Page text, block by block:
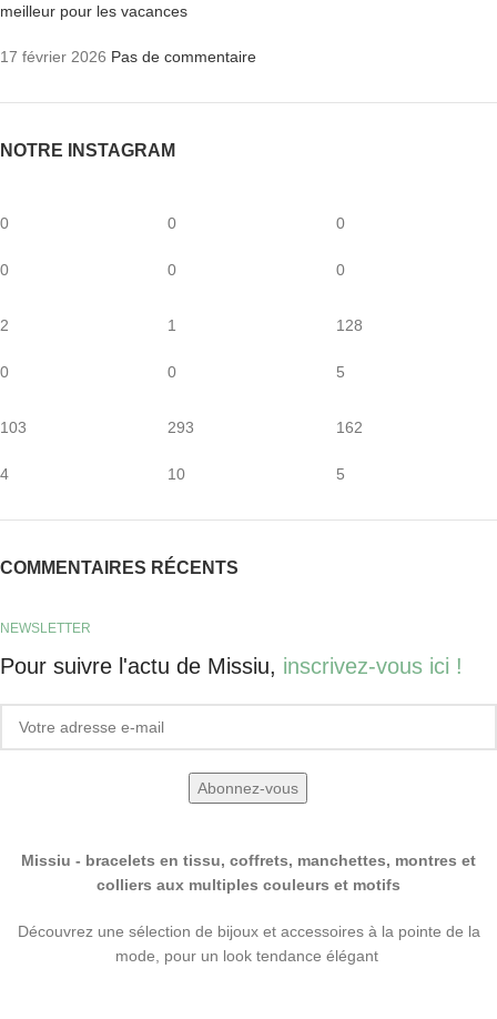
meilleur pour les vacances
17 février 2026 Pas de commentaire
NOTRE INSTAGRAM
0
0
0
0
0
0
2
0
1
0
128
5
103
4
293
10
162
5
COMMENTAIRES RÉCENTS
NEWSLETTER
Pour suivre l'actu de Missiu, inscrivez-vous ici !
Missiu - bracelets en tissu, coffrets, manchettes, montres et
colliers aux multiples couleurs et motifs
Découvrez une sélection de bijoux et accessoires à la pointe de la
mode, pour un look tendance élégant